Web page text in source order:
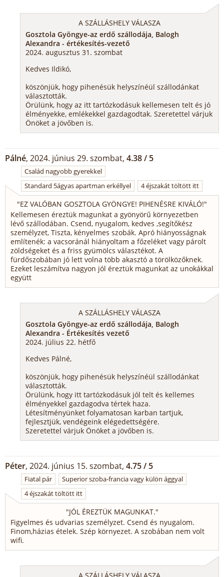
A SZÁLLÁSHELY VÁLASZA
Gosztola Gyöngye-az erdő szállodája, Balogh
Alexandra - értékesítés-vezető
2024. augusztus 31. szombat
Kedves Ildikó,
köszönjük, hogy pihenésük helyszínéül szállodánkat
választották.
Örülünk, hogy az itt tartózkodásuk kellemesen telt és jó
élményekke, emlékekkel gazdagodtak. Szeretettel várjuk
Önöket a jövőben is.
Pálné, 2024. június 29. szombat, 4.38 / 5
Család nagyobb gyerekkel
Standard 5ágyas apartman erkéllyel
4 éjszakát töltött itt
"EZ VALÓBAN GOSZTOLA GYÖNGYE! PIHENÉSRE KIVÁLÓ!"
Kellemesen éreztük magunkat a gyönyörű környezetben
lévő szállodában. Csend, nyugalom, kedves ,segítőkész
személyzet, Tiszta, kényelmes szobák. Apró hiányosságnak
említenék: a vacsoránál hiányoltam a főzeléket vagy párolt
zöldségeket és a friss gyümölcs választékot. A
fürdőszobában jó lett volna több akasztó a törölközőknek.
Ezeket leszámítva nagyon jól éreztük magunkat az unokákkal
együtt
A SZÁLLÁSHELY VÁLASZA
Gosztola Gyöngye-az erdő szállodája, Balogh
Alexandra - Értékesítés vezető
2024. július 22. hétfő
Kedves Pálné,
köszönjük, hogy pihenésük helyszínéül szállodánkat
választották.
Örülünk, hogy itt tartózkodásuk jól telt és kellemes
élményekkel gazdagodva tértek haza.
Létesítményünket folyamatosan karban tartjuk,
fejlesztjük, vendégeink elégedettségére.
Szeretettel várjuk Önöket a jövőben is.
Péter, 2024. június 15. szombat, 4.75 / 5
Fiatal pár
Superior szoba-francia vagy külön ággyal
4 éjszakát töltött itt
"JÓL ÉREZTÜK MAGUNKAT."
Figyelmes és udvarias személyzet. Csend és nyugalom.
Finom,házias ételek. Szép környezet. A szobában nem volt
wifi.